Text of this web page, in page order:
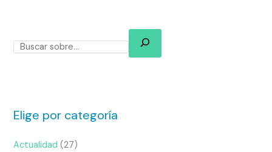
Elige por categoría
Actualidad (27)